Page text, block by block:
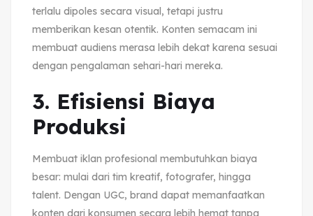
terlalu dipoles secara visual, tetapi justru
memberikan kesan otentik. Konten semacam ini
membuat audiens merasa lebih dekat karena sesuai
dengan pengalaman sehari-hari mereka.
3. Efisiensi Biaya
Produksi
Membuat iklan profesional membutuhkan biaya
besar: mulai dari tim kreatif, fotografer, hingga
talent. Dengan UGC, brand dapat memanfaatkan
konten dari konsumen secara lebih hemat tanpa